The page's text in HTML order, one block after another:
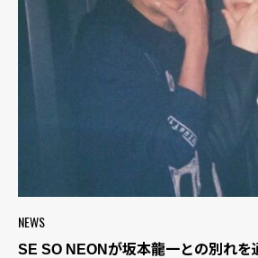
NEWS
SE SO NEONが坂本龍一との別れを